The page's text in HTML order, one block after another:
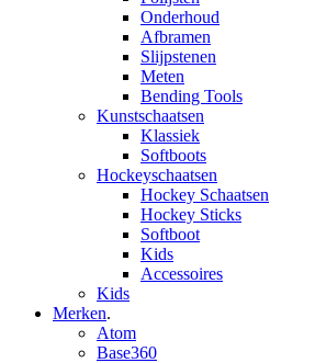
Onderhoud
Afbramen
Slijpstenen
Meten
Bending Tools
Kunstschaatsen
Klassiek
Softboots
Hockeyschaatsen
Hockey Schaatsen
Hockey Sticks
Softboot
Kids
Accessoires
Kids
Merken.
Atom
Base360